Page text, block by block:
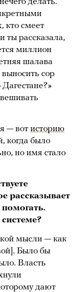
кто смеет
ты рассказала,
миллион
шалава
сор
— вот историю
когда было
но имя стало
рассказывает
мысли — как
Было бы
Власть
дают